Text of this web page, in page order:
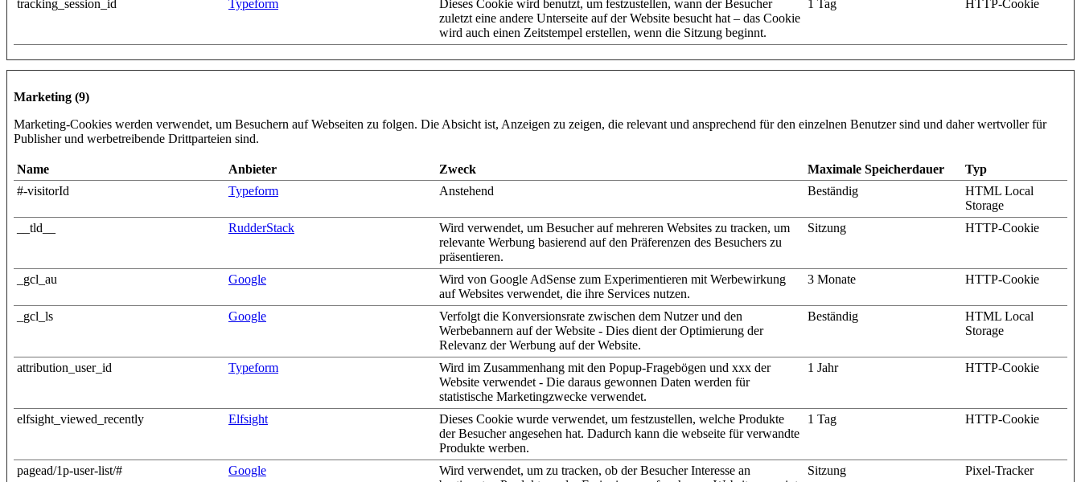
tracking_session_id
Typeform
Dieses Cookie wird benutzt, um festzustellen, wann der Besucher
zuletzt eine andere Unterseite auf der Website besucht hat – das Cookie
wird auch einen Zeitstempel erstellen, wenn die Sitzung beginnt.
1 Tag HTTP-Cookie
Marketing (9)
Marketing-Cookies werden verwendet, um Besuchern auf Webseiten zu folgen. Die Absicht ist, Anzeigen zu zeigen, die relevant und ansprechend für den einzelnen Benutzer sind und daher wertvoller für
Publisher und werbetreibende Drittparteien sind.
Name Anbieter Zweck Maximale Speicherdauer
Typ
#-visitorId
Typeform Anstehend Beständig
HTML Local
Storage
__tld__
RudderStack
Wird verwendet, um Besucher auf mehreren Websites zu tracken, um
relevante Werbung basierend auf den Präferenzen des Besuchers zu
präsentieren.
Sitzung HTTP-Cookie
_gcl_au Google
Wird von Google AdSense zum Experimentieren mit Werbewirkung
auf Websites verwendet, die ihre Services nutzen.
3 Monate HTTP-Cookie
_gcl_ls Google
Verfolgt die Konversionsrate zwischen dem Nutzer und den
Werbebannern auf der Website - Dies dient der Optimierung der
Relevanz der Werbung auf der Website.
Beständig
HTML Local
Storage
attribution_user_id Typeform
Wird im Zusammenhang mit den Popup-Fragebögen und xxx der
Website verwendet - Die daraus gewonnen Daten werden für
statistische Marketingzwecke verwendet.
1 Jahr HTTP-Cookie
elfsight_viewed_recently Elfsight
Dieses Cookie wurde verwendet, um festzustellen, welche Produkte
der Besucher angesehen hat. Dadurch kann die webseite für verwandte
Produkte werben.
1 Tag HTTP-Cookie
pagead/1p-user-list/# Google
Wird verwendet, um zu tracken, ob der Besucher Interesse an
Sitzung Pixel-Tracker